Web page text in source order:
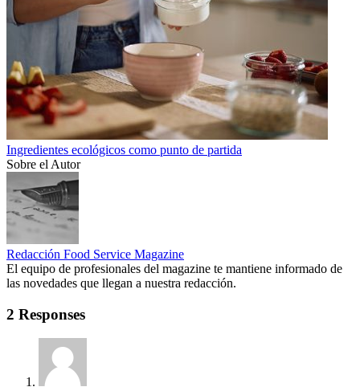
Ingredientes ecológicos como punto de partida
Sobre el Autor
Redacción Food Service Magazine
El equipo de profesionales del magazine te mantiene informado de
las novedades que llegan a nuestra redacción.
2 Responses